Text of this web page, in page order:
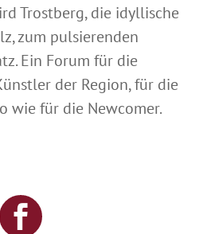
Trostberg, die idyllische
zum pulsierenden
Ein Forum für die
der Region, für die
wie für die Newcomer.
